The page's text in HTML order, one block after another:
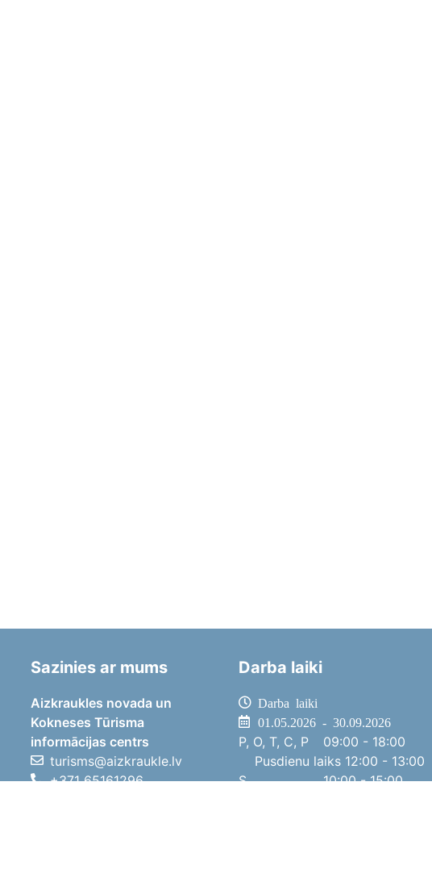
Sazinies ar mums
Aizkraukles novada un
Kokneses Tūrisma
informācijas centrs
turisms@aizkraukle.lv
+371 65161296
Darba laiki
Darba laiki
01.05.2026 - 30.09.2026
P, O, T, C, P
09:00 - 18:00
Pusdienu laiks 12:00 - 13:00
S
10:00 - 15:00